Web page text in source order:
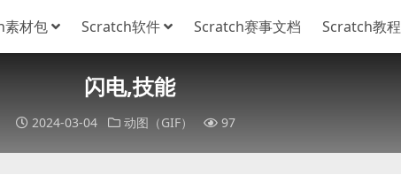
素材包 Scratch软件 Scratch赛事文档 Scratch教程
闪电,技能
2024-03-04 动图（GIF） 97